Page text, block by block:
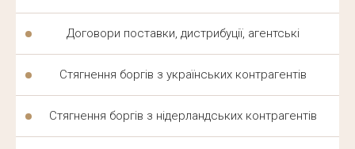
Договори поставки, дистрибуції, агентські
Стягнення боргів з українських контрагентів
Стягнення боргів з нідерландських контрагентів